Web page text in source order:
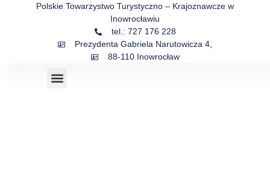
Polskie Towarzystwo Turystyczno – Krajoznawcze w
Inowrocławiu
tel.: 727 176 228
Prezydenta Gabriela Narutowicza 4,
88-110 Inowrocław